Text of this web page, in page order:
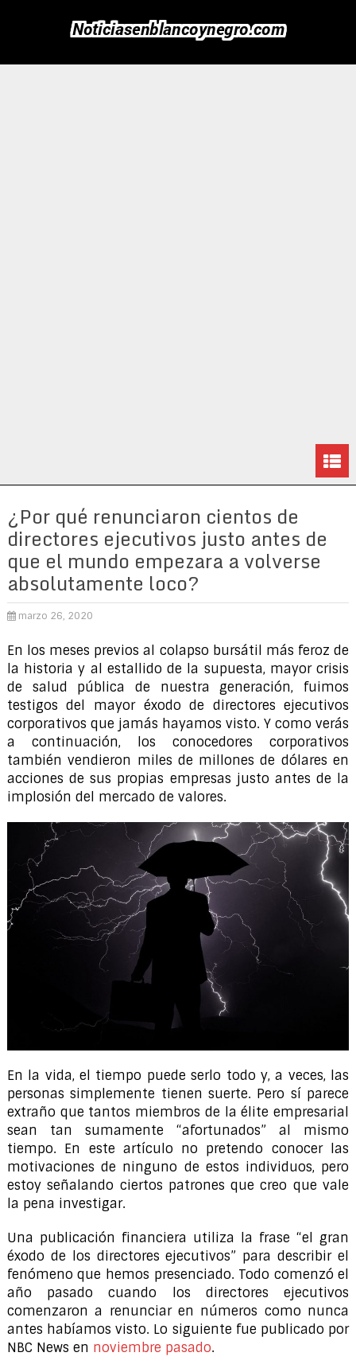
¿Por qué renunciaron cientos de
directores ejecutivos justo antes de
que el mundo empezara a volverse
absolutamente loco?
marzo 26, 2020
En los meses previos al colapso bursátil más feroz de
la historia y al estallido de la supuesta, mayor crisis
de salud pública de nuestra generación, fuimos
testigos del mayor éxodo de directores ejecutivos
corporativos que jamás hayamos visto. Y como verás
a continuación, los conocedores corporativos
también vendieron miles de millones de dólares en
acciones de sus propias empresas justo antes de la
implosión del mercado de valores.
En la vida, el tiempo puede serlo todo y, a veces, las
personas simplemente tienen suerte. Pero sí parece
extraño que tantos miembros de la élite empresarial
sean tan sumamente “afortunados” al mismo
tiempo. En este artículo no pretendo conocer las
motivaciones de ninguno de estos individuos, pero
estoy señalando ciertos patrones que creo que vale
la pena investigar.
Una publicación financiera utiliza la frase “el gran
éxodo de los directores ejecutivos” para describir el
fenómeno que hemos presenciado. Todo comenzó el
año pasado cuando los directores ejecutivos
comenzaron a renunciar en números como nunca
antes habíamos visto. Lo siguiente fue publicado por
NBC News en noviembre pasado.